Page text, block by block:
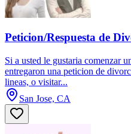
Peticion/Respuesta de
Si a usted le gustaria comenzar
entregaron una peticion de
lineas, o visitar...
San Jose, CA